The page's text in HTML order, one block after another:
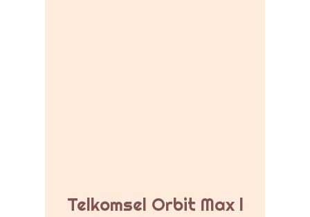
Telkomsel Orbit Max l